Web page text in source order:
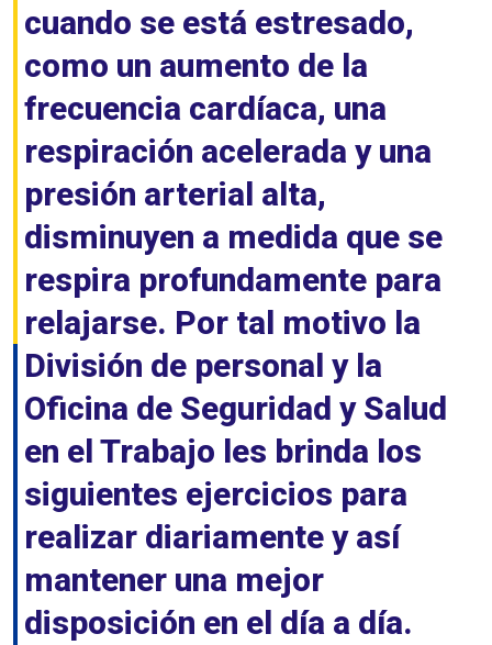
cuando se está estresado,
como un aumento de la
frecuencia cardíaca, una
respiración acelerada y una
presión arterial alta,
disminuyen a medida que se
respira profundamente para
relajarse. Por tal motivo la
División de personal y la
Oficina de Seguridad y Salud
en el Trabajo les brinda los
siguientes ejercicios para
realizar diariamente y así
mantener una mejor
disposición en el día a día.